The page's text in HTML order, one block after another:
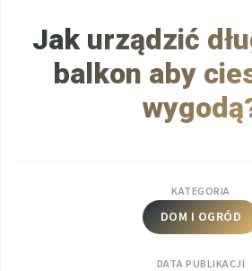
Jak urządzić
balkon aby
KATEGORIA
DOM I OGRÓD
DATA PUBLIKACJI